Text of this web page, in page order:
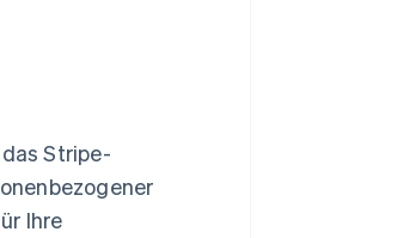
das Stripe-
Ihre